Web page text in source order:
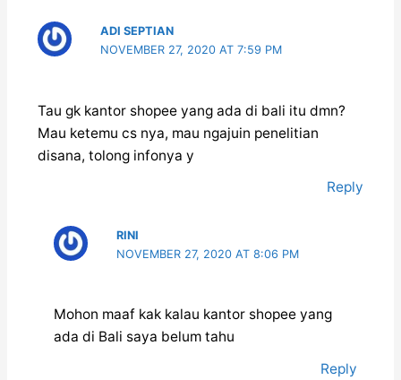
ADI SEPTIAN
NOVEMBER 27, 2020 AT 7:59 PM
Tau gk kantor shopee yang ada di bali itu dmn?
Mau ketemu cs nya, mau ngajuin penelitian
disana, tolong infonya y
Reply
RINI
NOVEMBER 27, 2020 AT 8:06 PM
Mohon maaf kak kalau kantor shopee yang
ada di Bali saya belum tahu
Reply